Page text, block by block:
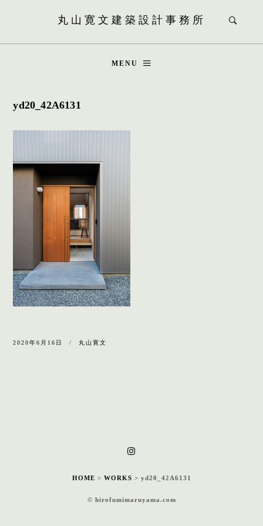
丸山寛文建築設計事務所
MENU
yd20_42A6131
2020年6月16日 丸山寛文
HOME > WORKS > yd20_42A6131
© hirofumimaruyama.com